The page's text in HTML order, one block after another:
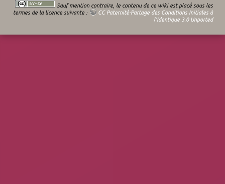
Sauf mention contraire, le contenu de ce wiki est placé sous les
termes de la licence suivante :
CC Paternité-Partage des Conditions Initiales à
l'Identique 3.0 Unported